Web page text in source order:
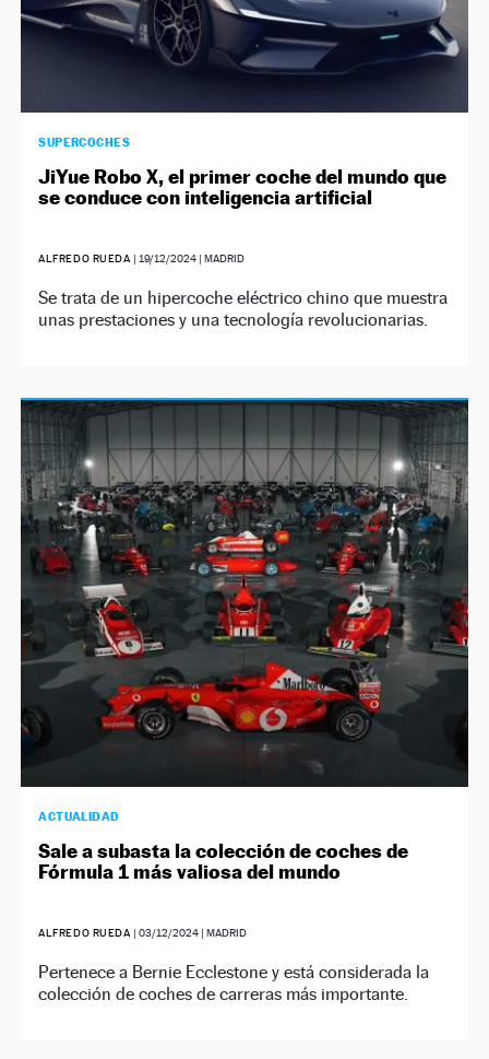
SUPERCOCHES
JiYue Robo X, el primer coche del mundo que
se conduce con inteligencia artificial
ALFREDO RUEDA | 19/12/2024| MADRID
Se trata de un hipercoche eléctrico chino que muestra
unas prestaciones y una tecnología revolucionarias.
ACTUALIDAD
Sale a subasta la colección de coches de
Fórmula 1 más valiosa del mundo
ALFREDO RUEDA | 03/12/2024| MADRID
Pertenece a Bernie Ecclestone y está considerada la
colección de coches de carreras más importante.